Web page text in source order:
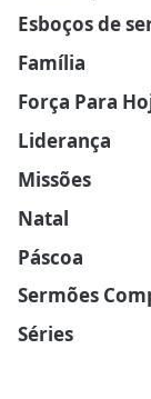
Esboços de
Família
Força Para
Liderança
Missões
Natal
Páscoa
Sermões
Séries